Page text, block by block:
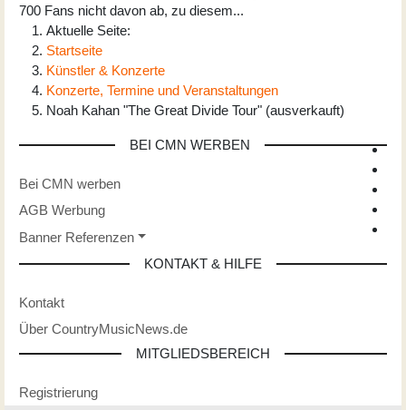
700 Fans nicht davon ab, zu diesem...
Aktuelle Seite:
Startseite
Künstler & Konzerte
Konzerte, Termine und Veranstaltungen
Noah Kahan "The Great Divide Tour" (ausverkauft)
BEI CMN WERBEN
Bei CMN werben
AGB Werbung
Banner Referenzen
KONTAKT & HILFE
Kontakt
Über CountryMusicNews.de
MITGLIEDSBEREICH
Registrierung